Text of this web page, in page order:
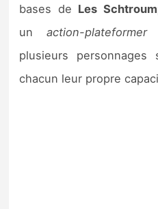
bases de Les
un action-plateformer
plusieurs personnages
chacun leur propre